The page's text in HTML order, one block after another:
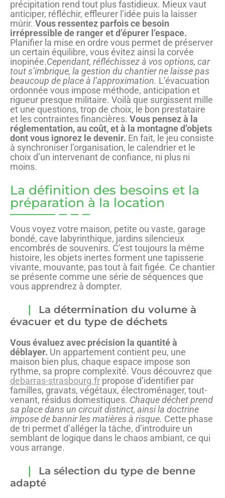
précipitation rend tout plus fastidieux. Mieux vaut
anticiper, réfléchir, effleurer l’idée puis la laisser
mûrir. Vous ressentez parfois ce besoin
irrépressible de ranger et d’épurer l’espace.
Planifier la mise en ordre vous permet de préserver
un certain équilibre, vous évitez ainsi la corvée
inopinée.Cependant, réfléchissez à vos options, car
tout s’imbrique, la gestion du chantier ne laisse pas
beaucoup de place à l’approximation. L’évacuation
ordonnée vous impose méthode, anticipation et
rigueur presque militaire. Voilà que surgissent mille
et une questions, trop de choix, le bon prestataire
et les contraintes financières. Vous pensez à la
réglementation, au coût, et à la montagne d’objets
dont vous ignorez le devenir. En fait, le jeu consiste
à synchroniser l’organisation, le calendrier et le
choix d’un intervenant de confiance, ni plus ni
moins.
La définition des besoins et la
préparation à la location
Vous voyez votre maison, petite ou vaste, garage
bondé, cave labyrinthique, jardins silencieux
encombrés de souvenirs. C’est toujours la même
histoire, les objets inertes forment une tapisserie
vivante, mouvante, pas tout à fait figée. Ce chantier
se présente comme une série de séquences que
vous apprendrez à dompter.
La détermination du volume à
évacuer et du type de déchets
Vous évaluez avec précision la quantité à
déblayer. Un appartement contient peu, une
maison bien plus, chaque espace impose son
rythme, sa propre complexité. Vous découvrez que
debarras-strasbourg.fr propose d’identifier par
familles, gravats, végétaux, électroménager, tout-
venant, résidus domestiques. Chaque déchet prend
sa place dans un circuit distinct, ainsi la doctrine
impose de bannir les matières à risque. Cette phase
de tri permet d’alléger la tâche, d’introduire un
semblant de logique dans le chaos ambiant, ce qui
vous arrange.
La sélection du type de benne
adapté